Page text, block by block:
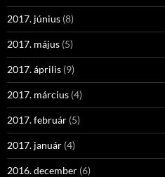
2017. június (8)
2017. május (5)
2017. április (9)
2017. március (4)
2017. február (5)
2017. január (4)
2016. december (6)